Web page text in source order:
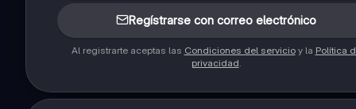
Regístrarse con correo electrónico
Al registrarte aceptas las Condiciones del servicioy la Política
privacidad.